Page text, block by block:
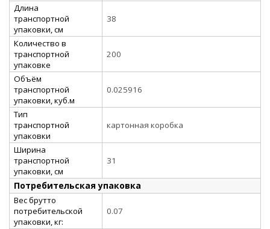
Длина
транспортной
упаковки, см
38
Количество в
транспортной
упаковке
200
Объём
транспортной
упаковки, куб.м
0.025916
Тип
транспортной
упаковки
картонная коробка
Ширина
транспортной
упаковки, см
31
Потребительская упаковка
Вес брутто
потребительской
упаковки, кг:
0.07